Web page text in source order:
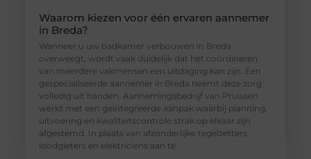
Waarom kiezen voor één ervaren aannemer
in Breda?
Wanneer u uw badkamer verbouwen in Breda
overweegt, wordt vaak duidelijk dat het coördineren
van meerdere vakmensen een uitdaging kan zijn. Een
gespecialiseerde aannemer in Breda neemt deze zorg
volledig uit handen. Aannemingsbedrijf van Pruissen
werkt met een geïntegreerde aanpak waarbij planning,
uitvoering en kwaliteitscontrole strak op elkaar zijn
afgestemd. In plaats van afzonderlijke tegelzetters,
loodgieters en elektriciens aan te